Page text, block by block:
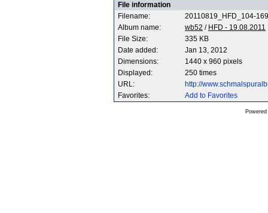
File information
Filename:
20110819_HFD_104-
Album name:
wb52 / HFD - 19.08.2011
File Size:
335 KB
Date added:
Jan 13, 2012
Dimensions:
1440 x 960 pixels
Displayed:
250 times
URL:
http://
Favorites:
Add to Favorites